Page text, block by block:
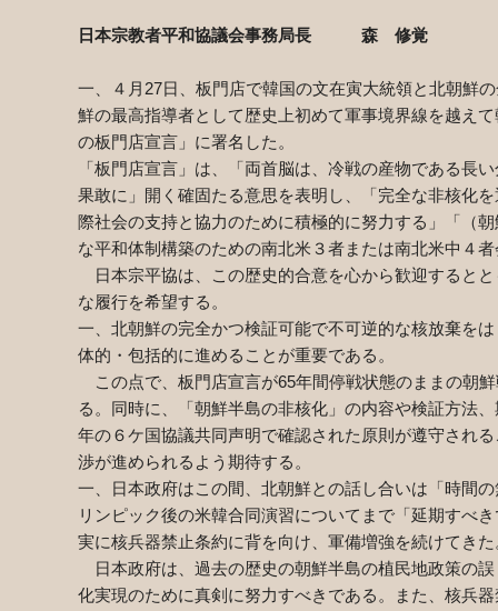
日本宗教者平和協議会事務局長 森 修覚
一、４月 27日、板門店で韓国の文在寅大統領と北朝鮮
鮮の最高指導者として歴史上初めて軍事境界線を越え
の板門店宣言」に署名した。
「板門店宣言」は、「両首脳は、冷戦の産物である長
果敢に」開く確固たる意思を表明し、「完全な非核化
際社会の支持と協力のために積極的に努力する」「（
な平和体制構築のための南北米３者または南北米中４
日本宗平協は、この歴史的合意を心から歓迎すると
な履行を希望する。
一、北朝鮮の完全かつ検証可能で不可逆的な核放棄を
体的・包括的に進めることが重要である。
この点で、板門店宣言が65年間停戦状態のままの朝
る。同時に、「朝鮮半島の非核化」の内容や検証方法
年の６ケ国協議共同声明で確認された原則が遵守され
渉が進められるよう期待する。
一、日本政府はこの間、北朝鮮との話し合いは「時間
リンピック後の米韓合同演習についてまで「延期すべ
実に核兵器禁止条約に背を向け、軍備増強を続けてき
日本政府は、過去の歴史の朝鮮半島の植民地政策の
化実現のために真剣に努力すべきである。また、核兵